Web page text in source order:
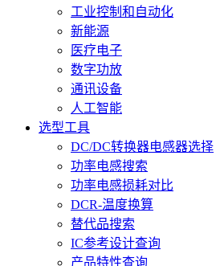
工业控制和自动化
新能源
医疗电子
数字功放
通讯设备
人工智能
选型工具
DC/DC转换器电感器选择
功率电感搜索
功率电感损耗对比
DCR-温度换算
替代品搜索
IC参考设计查询
产品特性查询